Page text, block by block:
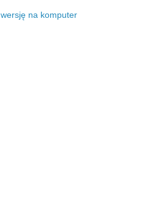
na komputer